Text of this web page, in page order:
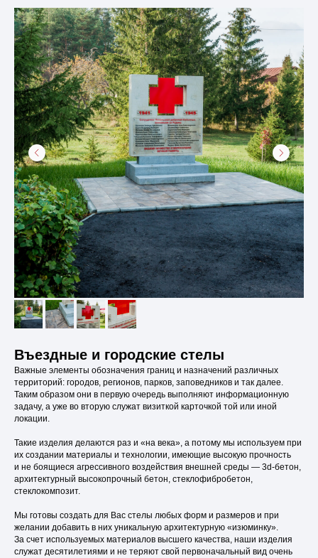
Въездные и городские стелы
Важные элементы обозначения границ и назначений различных
территорий: городов, регионов, парков, заповедников и так далее.
Таким образом они в первую очередь выполняют информационную
задачу, а уже во вторую служат визиткой карточкой той или иной
локации.
Такие изделия делаются раз и «на века», а потому мы используем при
их создании материалы и технологии, имеющие высокую прочность
и не боящиеся агрессивного воздействия внешней среды — 3d-бетон,
архитектурный высокопрочный бетон, стеклофибробетон,
стеклокомпозит.
Мы готовы создать для Вас стелы любых форм и размеров и при
желании добавить в них уникальную архитектурную «изюминку».
За счет используемых материалов высшего качества, наши изделия
служат десятилетиями и не теряют свой первоначальный вид очень